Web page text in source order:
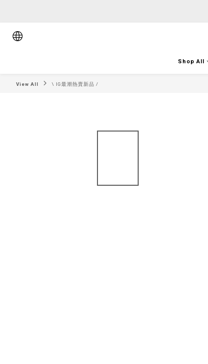
順
Shop All
View All \ IG最潮熱賣新品 /